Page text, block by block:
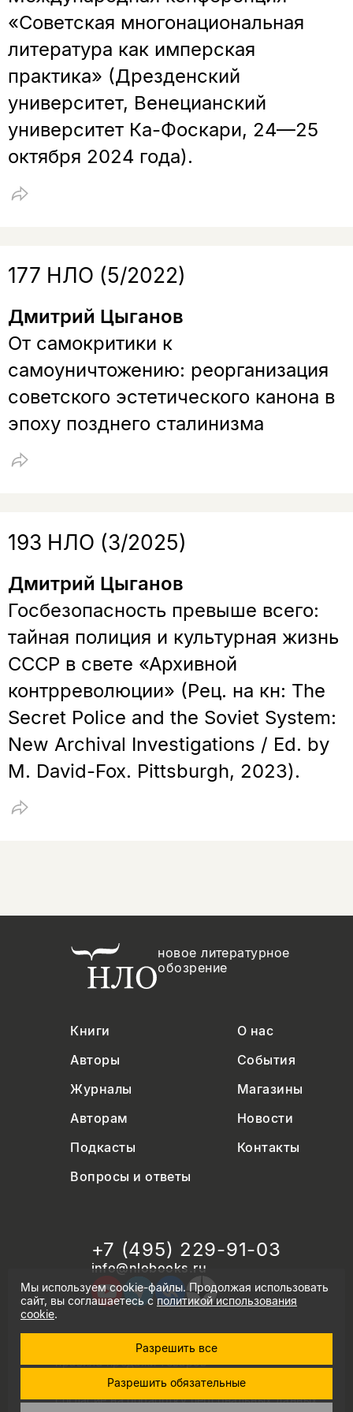
«Советская многонациональная
литература как имперская
практика» (Дрезденский
университет, Венецианский
университет Ка-Фоскари, 24—25
октября 2024 года).
177 НЛО (5/2022)
Дмитрий Цыганов
От самокритики к
самоуничтожению: реорганизация
советского эстетического канона в
эпоху позднего сталинизма
193 НЛО (3/2025)
Дмитрий Цыганов
Госбезопасность превыше всего:
тайная полиция и культурная жизнь
СССР в свете «Архивной
контрреволюции» (Рец. на кн: The
Secret Police and the Soviet System:
New Archival Investigations / Ed. by
M. David-Fox. Pittsburgh, 2023).
новое литературное
обозрение
Книги
О нас
Авторы
События
Журналы
Магазины
Авторам
Новости
Подкасты
Контакты
Вопросы и ответы
+7 (495) 229-91-03
info@nlobooks.ru
© Новое литературное обозрение. 2026
правила продажи товаров
политика использования cookie
согласие на обработку персональных данных
Копировать
ссылку
Вконтакте Телеграм Дзен
Мы используем cookie-файлы. Продолжая использовать
сайт, вы соглашаетесь сполитикой использования
cookie.
Разрешить все
Разрешить обязательные